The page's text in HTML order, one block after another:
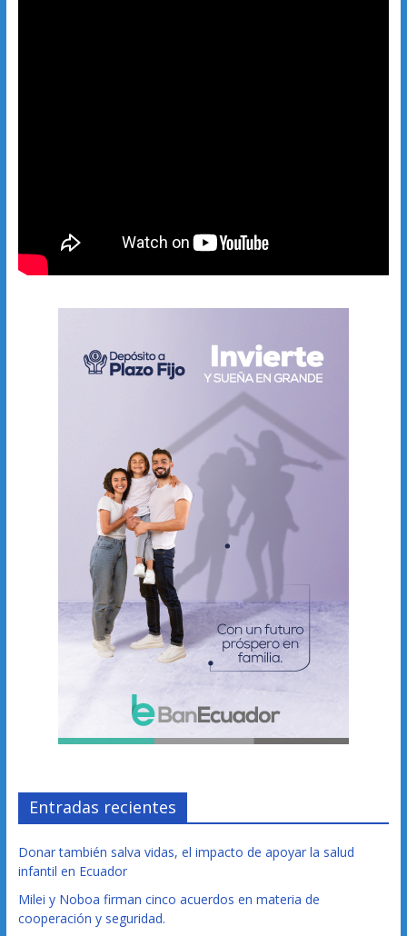
Entradas recientes
Donar también salva vidas, el impacto de apoyar la salud
infantil en Ecuador
Milei y Noboa firman cinco acuerdos en materia de
cooperación y seguridad.